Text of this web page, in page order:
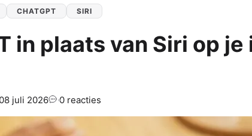
CHATGPT SIRI
in plaats van Siri op
juli 2026 0 reacties